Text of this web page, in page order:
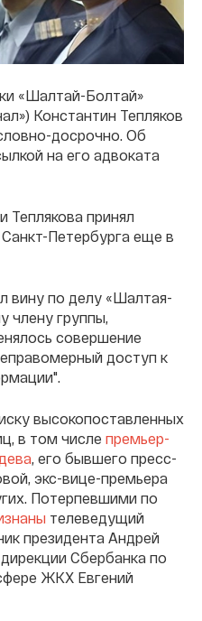
«Шалтай-Болтай»
Константин Тепляков
досрочно. Об
на его адвоката
принял
Петербурга еще в
вину по делу «Шалтая-
члену группы,
совершение
доступ к
высокопоставленных
в том числе премьер-
, его бывшего пресс-
экс-вице-премьера
Потерпевшими по
телеведущий
президента Андрей
Сбербанка по
ЖКХ Евгений